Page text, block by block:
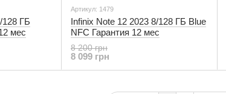
128 ГБ
мес
Артикул: 1479
Infinix Note 12 2023 8/128 ГБ Blue
NFC Гарантия 12 мес
8 200 грн
8 099 грн